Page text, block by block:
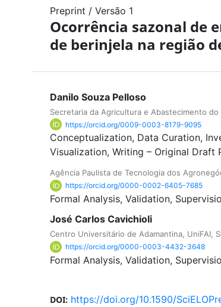
Preprint / Versão 1
Ocorrência sazonal de
de berinjela na região
Danilo Souza Pelloso
Secretaria da Agricultura e Abastecimento do
https://orcid.org/0009-0003-8179-9095
Conceptualization Data Curation
Visualization Writing – Original Draft
Agência Paulista de Tecnologia dos
https://orcid.org/0000-0002-6405-7685
Formal Analysis Validation
José Carlos Cavichioli
Centro Universitário de Adamantina, UniFAI,
https://orcid.org/0000-0003-4432-3648
Formal Analysis Validation
DOI: https://doi.org/10.1590/